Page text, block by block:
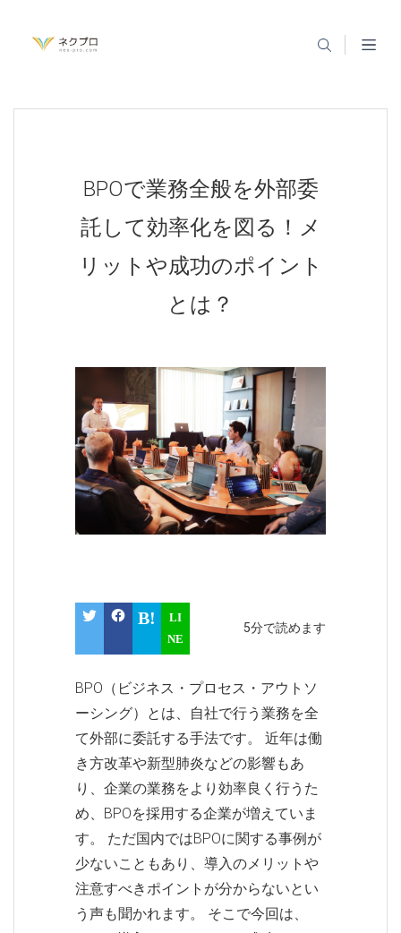
BPOで業務全般を外部委
託して効率化を図る！メ
リットや成功のポイント
とは？
5分で読めます
BPO（ビジネス・プロセス・アウトソ
ーシング）とは、自社で行う業務を全
て外部に委託する手法です。 近年は働
き方改革や新型肺炎などの影響もあ
り、企業の業務をより効率良く行うた
め、BPOを採用する企業が増えていま
す。 ただ国内ではBPOに関する事例が
少ないこともあり、導入のメリットや
注意すべきポイントが分からないとい
う声も聞かれます。 そこで今回は、